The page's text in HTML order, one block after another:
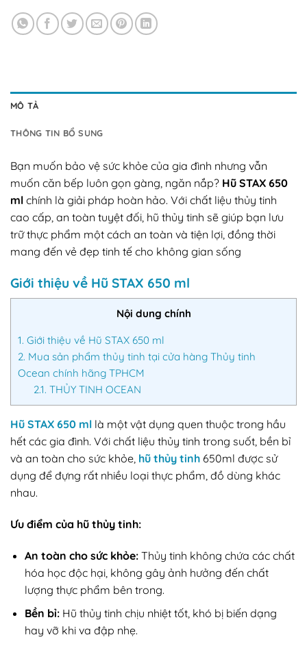
MÔ TẢ
THÔNG TIN BỔ SUNG
Bạn muốn bảo vệ sức khỏe của gia đình nhưng vẫn
muốn căn bếp luôn gọn gàng, ngăn nắp? Hũ STAX 650
ml chính là giải pháp hoàn hảo. Với chất liệu thủy tinh
cao cấp, an toàn tuyệt đối, hũ thủy tinh sẽ giúp bạn lưu
trữ thực phẩm một cách an toàn và tiện lợi, đồng thời
mang đến vẻ đẹp tinh tế cho không gian sống
Giới thiệu về Hũ STAX 650 ml
Nội dung chính
1. Giới thiệu về Hũ STAX 650 ml
2. Mua sản phẩm thủy tinh tại cửa hàng Thủy tinh
Ocean chính hãng TPHCM
2.1. THỦY TINH OCEAN
Hũ STAX 650 ml là một vật dụng quen thuộc trong hầu
hết các gia đình. Với chất liệu thủy tinh trong suốt, bền bỉ
và an toàn cho sức khỏe, hũ thủy tinh 650ml được sử
dụng để đựng rất nhiều loại thực phẩm, đồ dùng khác
nhau.
Ưu điểm của hũ thủy tinh:
An toàn cho sức khỏe:Thủy tinh không chứa các chất
hóa học độc hại, không gây ảnh hưởng đến chất
lượng thực phẩm bên trong.
Bền bỉ:Hũ thủy tinh chịu nhiệt tốt, khó bị biến dạng
hay vỡ khi va đập nhẹ.